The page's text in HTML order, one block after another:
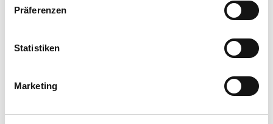
Präferenzen
Statistiken
Marketing
CGZH Gesellschaft der Chirurgen des Kanton
Stiftungsrat Stiftung AbeggHuus, Rüschlikon